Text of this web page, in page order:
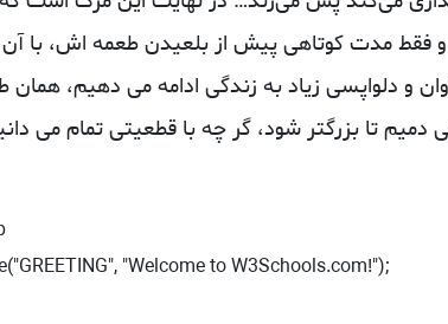
فقط مدت کوتاهی پیش از بلعیدن طعمه اش، با آن
و دلواپسی زیاد به زندگی ادامه می دهیم، همان‌
تا بزرگتر شود، گر چه با قطعیتی تمام می‌
"Welcome to W3Schools.com!");